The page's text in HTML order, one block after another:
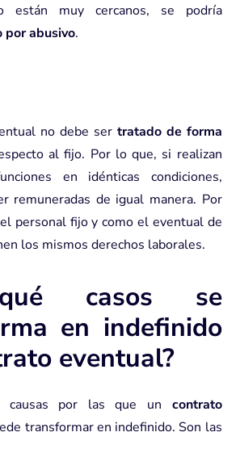
están muy cercanos, se podría
por abusivo.
no debe ser tratado de forma
al fijo. Por lo que, si realizan
en idénticas condiciones,
remuneradas de igual manera. Por
personal fijo y como el eventual de
los mismos derechos laborales.
casos se
en indefinido
eventual?
causas por las que un contrato
transformar en indefinido. Son las